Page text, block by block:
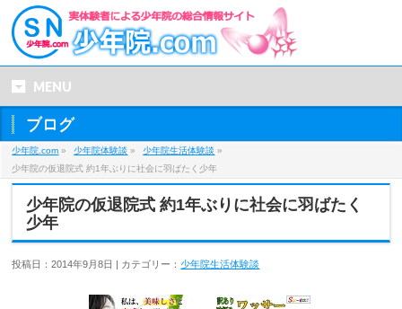
MENU
ブログ
少年院.com » 少年院体験談 » 少年院生活体験談 »
少年院の仮退院式 約1年ぶりに社会に羽ばたく少年
少年院の仮退院式 約1年ぶりに社会に羽ばたく
少年
投稿日：2014年9月8日 | カテゴリー：少年院生活体験談